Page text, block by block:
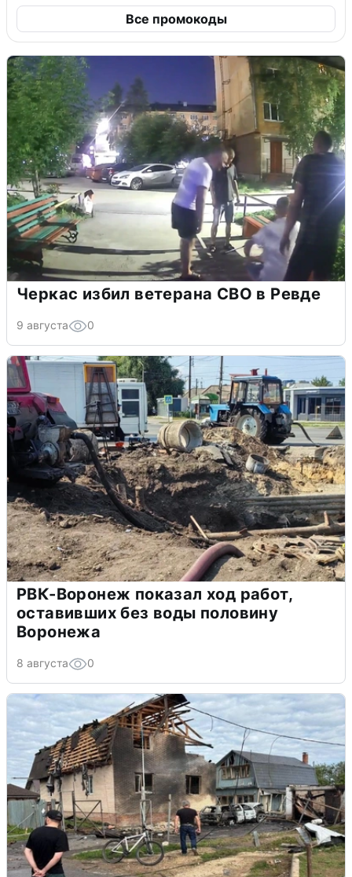
Все промокоды
Черкас избил ветерана СВО в Ревде
9 августа 0
РВК-Воронеж показал ход работ,
оставивших без воды половину
Воронежа
8 августа 0